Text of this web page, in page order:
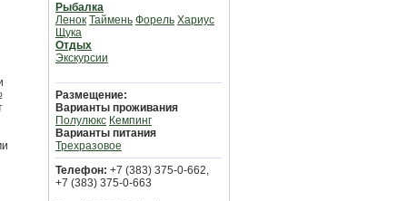
Рыбалка
Ленок Таймень Форель Хариус
Щука
Отдых
Экскурсии
Размещение:
Варианты проживания
Полулюкс Кемпинг
Варианты питания
Трехразовое
Телефон: +7 (383) 375-0-662,
+7 (383) 375-0-663